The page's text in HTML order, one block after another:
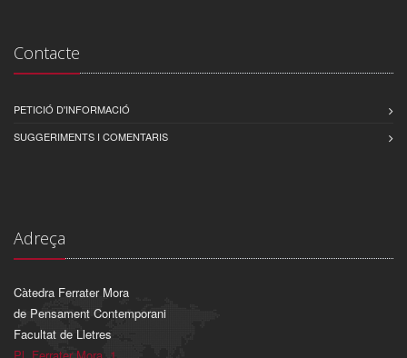
Contacte
PETICIÓ D'INFORMACIÓ
SUGGERIMENTS I COMENTARIS
Adreça
Càtedra Ferrater Mora
de Pensament Contemporani
Facultat de Lletres